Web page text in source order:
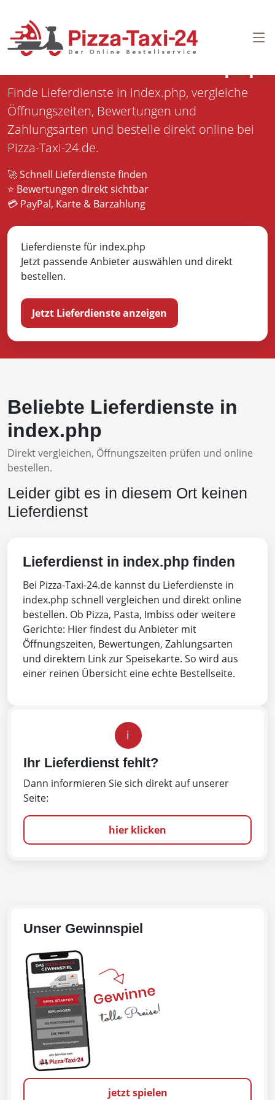
Finde Lieferdienste in index.php, vergleiche
Öffnungszeiten, Bewertungen und
Zahlungsarten und bestelle direkt online bei
Pizza-Taxi-24.de.
🚀 Schnell Lieferdienste finden
⭐ Bewertungen direkt sichtbar
💳 PayPal, Karte & Barzahlung
Lieferdienste für index.php
Jetzt passende Anbieter auswählen und direkt
bestellen.
Jetzt Lieferdienste anzeigen
Beliebte Lieferdienste in
index.php
Direkt vergleichen, Öffnungszeiten prüfen und online
bestellen.
Leider gibt es in diesem Ort keinen
Lieferdienst
Lieferdienst in index.php finden
Bei Pizza-Taxi-24.de kannst du Lieferdienste in
index.php schnell vergleichen und direkt online
bestellen. Ob Pizza, Pasta, Imbiss oder weitere
Gerichte: Hier findest du Anbieter mit
Öffnungszeiten, Bewertungen, Zahlungsarten
und direktem Link zur Speisekarte. So wird aus
einer reinen Übersicht eine echte Bestellseite.
i
Ihr Lieferdienst fehlt?
Dann informieren Sie sich direkt auf unserer
Seite:
hier klicken
Unser Gewinnspiel
jetzt spielen